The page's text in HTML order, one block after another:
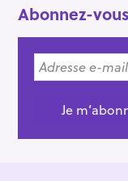
Abonnez-